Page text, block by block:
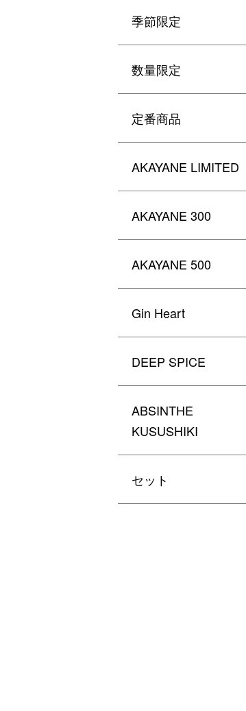
季節限定
数量限定
定番商品
AKAYANE LIMITED
AKAYANE 300
AKAYANE 500
Gin Heart
DEEP SPICE
ABSINTHE
KUSUSHIKI
セット